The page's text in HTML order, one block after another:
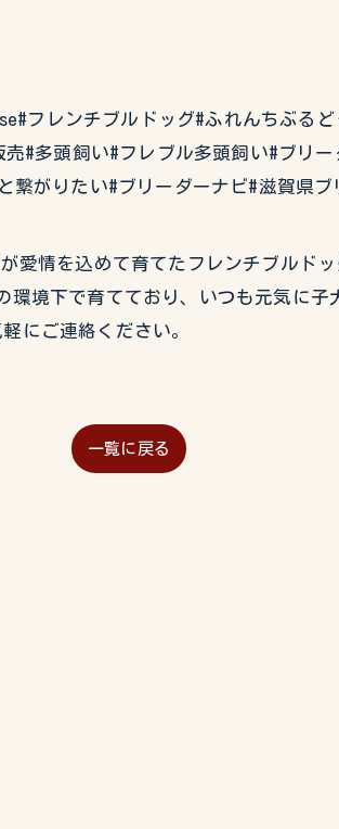
フレンチブルドッグ#ふれんちぶる
#多頭飼い#フレブル多頭飼い#ブリ
繋がりたい#ブリーダーナビ#滋賀県ブ
愛情を込めて育てたフレンチブルド
境下で育てており、いつも元気に
にご連絡ください。
一覧に戻る